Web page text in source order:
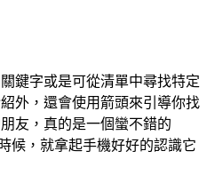
鍵字或是可從清單中尋找特定
外，還會使用箭頭來引導你找
友，真的是一個蠻不錯的
候，就拿起手機好好的認識它